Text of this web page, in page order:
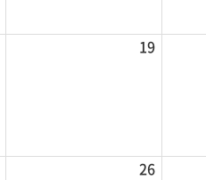
19
26